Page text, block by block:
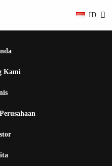
ID
Kami